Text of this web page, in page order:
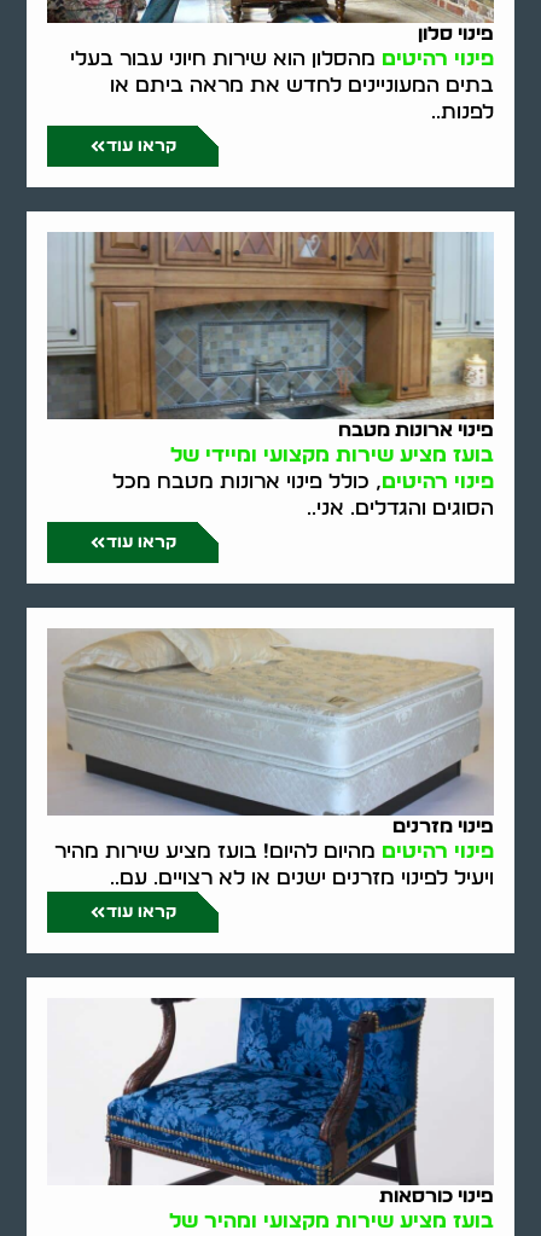
פינוי סלון
פינוי רהיטים מהסלון הוא שירות חיוני עבור בעלי
בתים המעוניינים לחדש את מראה ביתם או
לפנות..
קראו עוד
פינוי ארונות מטבח
בועז מציע שירות מקצועי ומיידי של
פינוי רהיטים, כולל פינוי ארונות מטבח מכל
הסוגים והגדלים. אני..
קראו עוד
פינוי מזרנים
פינוי רהיטים מהיום להיום! בועז מציע שירות מהיר
ויעיל לפינוי מזרנים ישנים או לא רצויים. עם..
קראו עוד
פינוי כורסאות
בועז מציע שירות מקצועי ומהיר של